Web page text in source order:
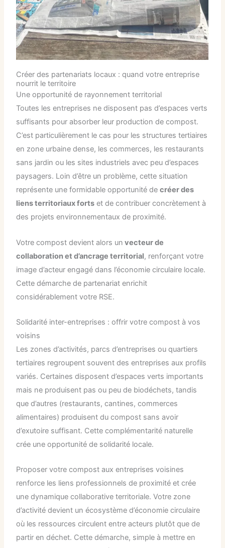
Créer des partenariats locaux : quand votre entreprise
nourrit le territoire
Une opportunité de rayonnement territorial
Toutes les entreprises ne disposent pas d’espaces verts
suffisants pour absorber leur production de compost.
C’est particulièrement le cas pour les structures tertiaires
en zone urbaine dense, les commerces, les restaurants
sans jardin ou les sites industriels avec peu d’espaces
paysagers. Loin d’être un problème, cette situation
représente une formidable opportunité decréer des
liens territoriaux forts et de contribuer concrètement à
des projets environnementaux de proximité.
Votre compost devient alors un vecteur de
collaboration et d’ancrage territorial, renforçant votre
image d’acteur engagé dans l’économie circulaire locale.
Cette démarche de partenariat enrichit
considérablement votre RSE.
Solidarité inter-entreprises : offrir votre compost à vos
voisins
Les zones d’activités, parcs d’entreprises ou quartiers
tertiaires regroupent souvent des entreprises aux profils
variés. Certaines disposent d’espaces verts importants
mais ne produisent pas ou peu de biodéchets, tandis
que d’autres (restaurants, cantines, commerces
alimentaires) produisent du compost sans avoir
d’exutoire suffisant. Cette complémentarité naturelle
crée une opportunité de solidarité locale.
Proposer votre compost aux entreprises voisines
renforce les liens professionnels de proximité et crée
une dynamique collaborative territoriale. Votre zone
d’activité devient un écosystème d’économie circulaire
où les ressources circulent entre acteurs plutôt que de
partir en déchet. Cette démarche, simple à mettre en